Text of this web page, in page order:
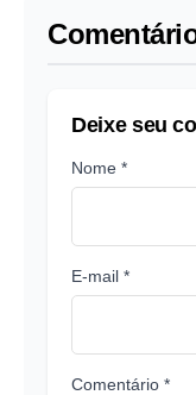
Deixe seu
Nome *
E-mail *
Comentário *